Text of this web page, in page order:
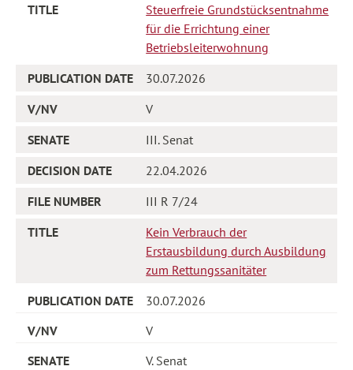
Steuerfreie Grundstücksentnahme
für die Errichtung einer
Betriebsleiterwohnung
30.07.2026
V
III. Senat
22.04.2026
III R 7/24
Kein Verbrauch der
Erstausbildung durch Ausbildung
zum Rettungssanitäter
30.07.2026
V
V. Senat